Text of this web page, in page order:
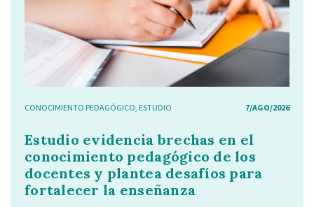
CONOCIMIENTO PEDAGÓGICO, ESTUDIO 7/AGO/2026
Estudio evidencia brechas en el
conocimiento pedagógico de los
docentes y plantea desafíos para
fortalecer la enseñanza